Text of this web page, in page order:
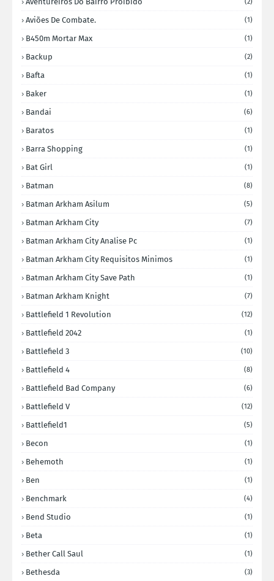
Aviões De Combate. (1)
B450m Mortar Max (1)
Backup (2)
Bafta (1)
Baker (1)
Bandai (6)
Baratos (1)
Barra Shopping (1)
Bat Girl (1)
Batman (8)
Batman Arkham Asilum (5)
Batman Arkham City (7)
Batman Arkham City Analise Pc (1)
Batman Arkham City Requisitos Minimos (1)
Batman Arkham City Save Path (1)
Batman Arkham Knight (7)
Battlefield 1 Revolution (12)
Battlefield 2042 (1)
Battlefield 3 (10)
Battlefield 4 (8)
Battlefield Bad Company (6)
Battlefield V (12)
Battlefield1 (5)
Becon (1)
Behemoth (1)
Ben (1)
Benchmark (4)
Bend Studio (1)
Beta (1)
Bether Call Saul (1)
Bethesda (3)